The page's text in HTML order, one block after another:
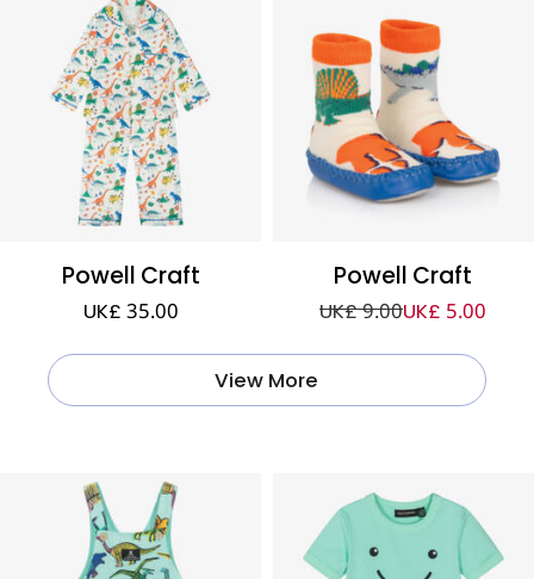
Powell Craft
UK£ 35.00
Powell Craft
UK£ 9.00UK£ 5.00
View More